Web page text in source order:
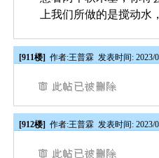
上我们所做的是搅动
[911楼] 作者:王普霖 发表时间: 2023/
[912楼] 作者:王普霖 发表时间: 2023/